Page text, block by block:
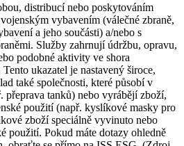
distribucí nebo poskytováním
vybavením (válečné zbraně,
a jeho součásti) a/nebo s
Služby zahrnují údržbu, opravu,
podobné aktivity ve shora
ukazatel je nastavený široce,
také společnosti, které působí v
přeprava tanků) nebo vyrábějí zboží,
použití (např. kyslíkové masky pro
zboží speciálně vyvinuto nebo
použití. Pokud máte dotazy ohledně